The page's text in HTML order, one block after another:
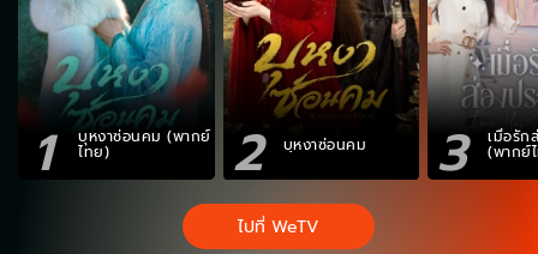
1 บุหงาซ่อนคม (พากย์
ไทย) 2 บุหงาซ่อนคม 3 เมื่อรัก
(พากย์
ไปที่ WeTV